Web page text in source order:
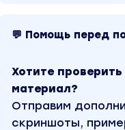
💬 Помощь перед
Хотите проверить
материал?
Отправим
скриншоты,